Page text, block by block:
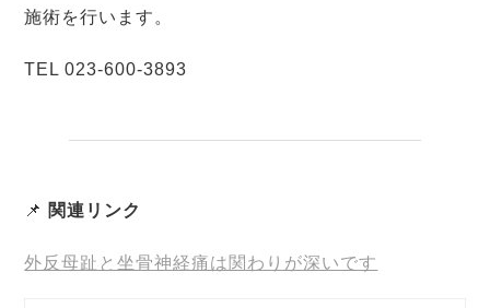
施術を行います。
TEL 023-600-3893
📌 関連リンク
外反母趾と坐骨神経痛は関わりが深いです